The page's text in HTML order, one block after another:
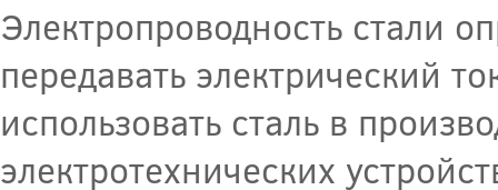
Электропроводность стали
передавать электрический
использовать сталь в
электротехнических